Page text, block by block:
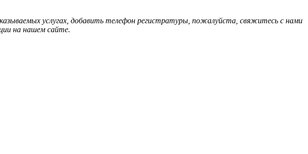
услугах, добавить телефон регистратуры, пожалуйста, свяжитесь с нами
на нашем сайте.